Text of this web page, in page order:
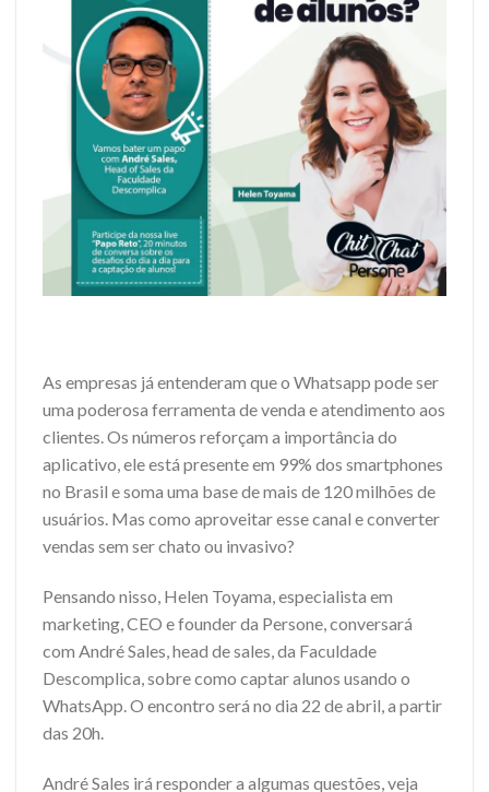
As empresas já entenderam que o Whatsapp pode ser
uma poderosa ferramenta de venda e atendimento aos
clientes. Os números reforçam a importância do
aplicativo, ele está presente em 99% dos smartphones
no Brasil e soma uma base de mais de 120 milhões de
usuários. Mas como aproveitar esse canal e converter
vendas sem ser chato ou invasivo?
Pensando nisso, Helen Toyama, especialista em
marketing, CEO e founder da Persone, conversará
com André Sales, head de sales, da Faculdade
Descomplica, sobre como captar alunos usando o
WhatsApp. O encontro será no dia 22 de abril, a partir
das 20h.
André Sales irá responder a algumas questões, veja